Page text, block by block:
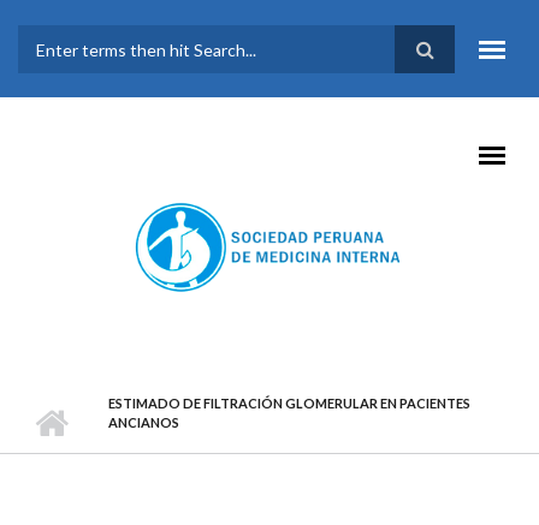
FORMULARIO DE
BÚSQUEDA
ESTIMADO DE FILTRACIÓN GLOMERULAR EN PACIENTES
ANCIANOS